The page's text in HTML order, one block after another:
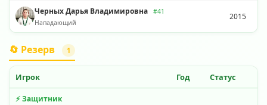
Черных Дарья Владимировна
#41
Нападающий
2015
🔄 Резерв 1
Игрок Год Статус
⚡ Защитник